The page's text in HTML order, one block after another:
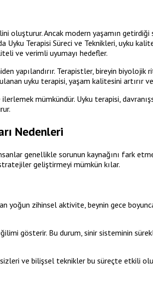
oluşturur. Ancak modern yaşamın
Uyku Terapisi Süreci ve Teknikleri, uyku
ve verimli uyumayı hedefler.
yapılandırır. Terapistler, bireyin
uyku terapisi, yaşam kalitesini artırır
mümkündür. Uyku terapisi,
Nedenleri
genellikle sorunun kaynağını fark
geliştirmeyi mümkün kılar.
yoğun zihinsel aktivite, beynin gece
gösterir. Bu durum, sinir sisteminin
ve bilişsel teknikler bu süreçte etkili